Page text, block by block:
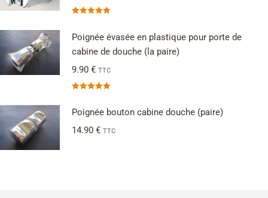
Poignée évasée en plastique pour porte de
cabine de douche (la paire)
9.90 € TTC
Poignée bouton cabine douche (paire)
14.90 € TTC